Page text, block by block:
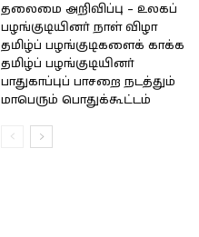
தலைமை அறிவிப்பு – உலகப்
பழங்குடியினர் நாள் விழா
தமிழ்ப் பழங்குடிகளைக் காக்க
தமிழ்ப் பழங்குடியினர்
பாதுகாப்புப் பாசறை நடத்தும்
மாபெரும் பொதுக்கூட்டம்